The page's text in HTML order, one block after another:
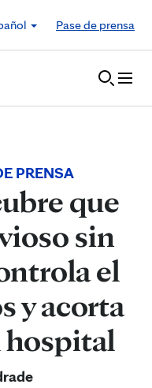
Pase de prensa
PRENSA
que
sin
el
y acorta
hospital